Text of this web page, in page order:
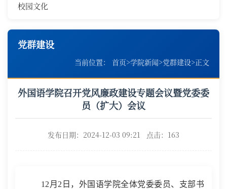
校园文化
党群建设
当前位置： 首页>学院新闻>党群建设>正文
外国语学院召开党风廉政建设专题会议暨党委委
员（扩大）会议
发布日期：2024-12-03 09:21 点击： 163
12月2日，外国语学院全体党委委员、支部书